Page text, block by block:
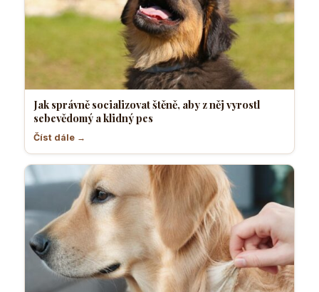
Jak správně socializovat štěně, aby z něj vyrostl
sebevědomý a klidný pes
Číst dále →